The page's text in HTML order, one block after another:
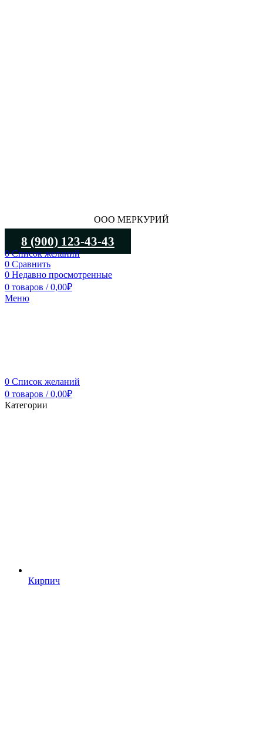
ООО МЕРКУРИЙ
8 (900) 123-43-43
0Список желаний
0 Сравнить
0 Недавно просмотренные
0 товаров / 0,00₽
Меню
0 Список желаний
0 товаров / 0,00₽
Категории
Кирпич